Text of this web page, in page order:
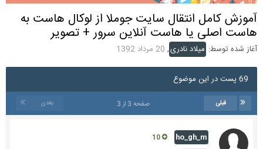
آموزش کامل انتقال سایت جوملا از لوکال هاست به
هاست اصلی یا هاست آنلاین سرور + تصویر
آغاز شده توسط: میلاد نادری, 20 مرداد 1392
69 پست در این موضوع
قبلی بعدی صفحه 3 از 3
ho_gh_m